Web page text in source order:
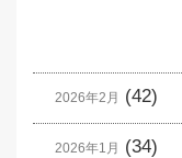
2026年2月 (42)
2026年1月 (34)